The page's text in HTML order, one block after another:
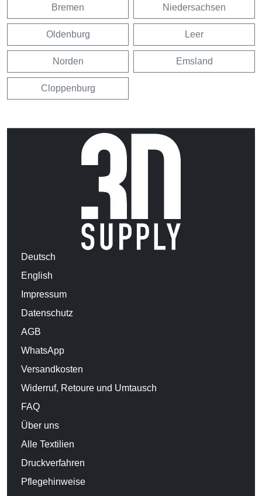
Bremen Niedersachsen
Oldenburg Leer
Norden Emsland
Cloppenburg
Deutsch
English
Impressum
Datenschutz
AGB
WhatsApp
Versandkosten
Widerruf, Retoure und Umtausch
FAQ
Über uns
Alle Textilien
Druckverfahren
Pflegehinweise